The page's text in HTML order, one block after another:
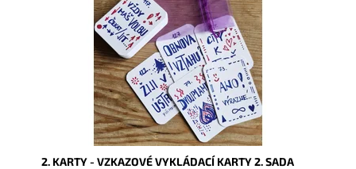
9925
2. KARTY - VZKAZOVÉ VYKLÁDACÍ KARTY 2. SADA